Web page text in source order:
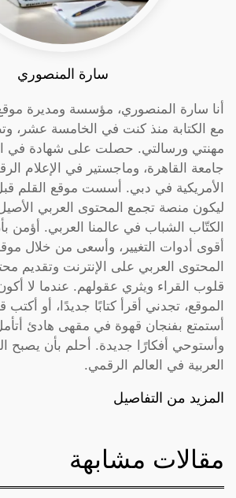
سارة المنصوري
أنا سارة المنصوري، مؤسسة ومديرة
مع الكتابة منذ كنت في الخامسة عشر،
مهنتي ورسالتي. حصلت على شهادة في
جامعة القاهرة، وماجستير في الإعلام
الأمريكية في دبي. أسست موقع
ليكون منصة تجمع المحتوى العربي
الكتّاب الشباب في عالمنا العربي. أؤمن
أقوى أدوات التغيير، وأسعى من خلال
المحتوى العربي على الإنترنت وتقديم
قلوب القراء ويثري عقولهم. عندما لا
الموقع، تجدني أقرأ كتابًا جديدًا، أو
أستمتع بفنجان قهوة في مقهى هادئ
وأستوحي أفكارًا جديدة. أحلم بأن يصبح
العربية في العالم الرقمي.
المزيد من التفاصيل
مقالات مشابهة